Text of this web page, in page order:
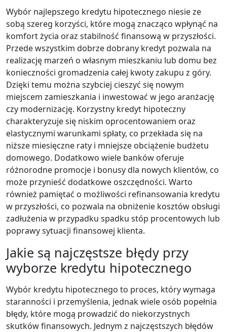
Wybór najlepszego kredytu hipotecznego niesie ze
sobą szereg korzyści, które mogą znacząco wpłynąć na
komfort życia oraz stabilność finansową w przyszłości.
Przede wszystkim dobrze dobrany kredyt pozwala na
realizację marzeń o własnym mieszkaniu lub domu bez
konieczności gromadzenia całej kwoty zakupu z góry.
Dzięki temu można szybciej cieszyć się nowym
miejscem zamieszkania i inwestować w jego aranżację
czy modernizację. Korzystny kredyt hipoteczny
charakteryzuje się niskim oprocentowaniem oraz
elastycznymi warunkami spłaty, co przekłada się na
niższe miesięczne raty i mniejsze obciążenie budżetu
domowego. Dodatkowo wiele banków oferuje
różnorodne promocje i bonusy dla nowych klientów, co
może przynieść dodatkowe oszczędności. Warto
również pamiętać o możliwości refinansowania kredytu
w przyszłości, co pozwala na obniżenie kosztów obsługi
zadłużenia w przypadku spadku stóp procentowych lub
poprawy sytuacji finansowej klienta.
Jakie są najczęstsze błędy przy
wyborze kredytu hipotecznego
Wybór kredytu hipotecznego to proces, który wymaga
staranności i przemyślenia, jednak wiele osób popełnia
błędy, które mogą prowadzić do niekorzystnych
skutków finansowych. Jednym z najczęstszych błędów